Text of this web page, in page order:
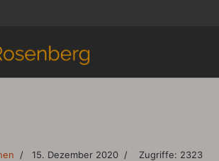
15. Dezember 2020 Zugriffe: 2323